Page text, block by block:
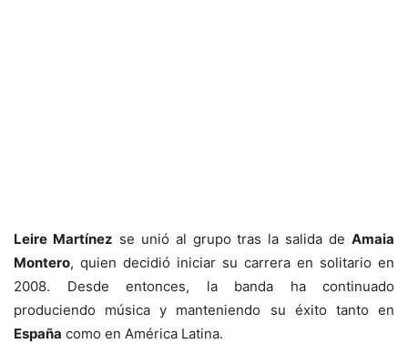
Leire Martínez se unió al grupo tras la salida deAmaia
Montero, quien decidió iniciar su carrera en solitario en
2008. Desde entonces, la banda ha continuado
produciendo música y manteniendo su éxito tanto en
España como en América Latina.